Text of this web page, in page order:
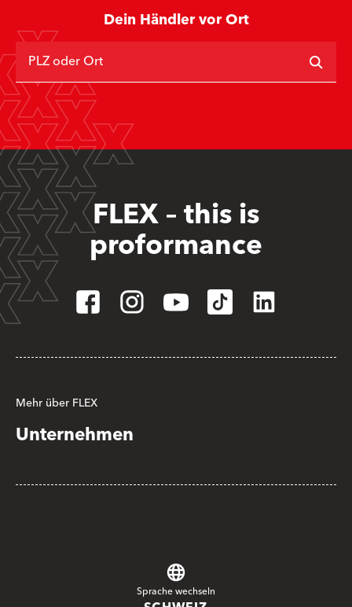
Dein Händler vor Ort
PLZ oder Ort
FLEX – this is
proformance
Mehr über FLEX
Unternehmen
Sprache wechseln